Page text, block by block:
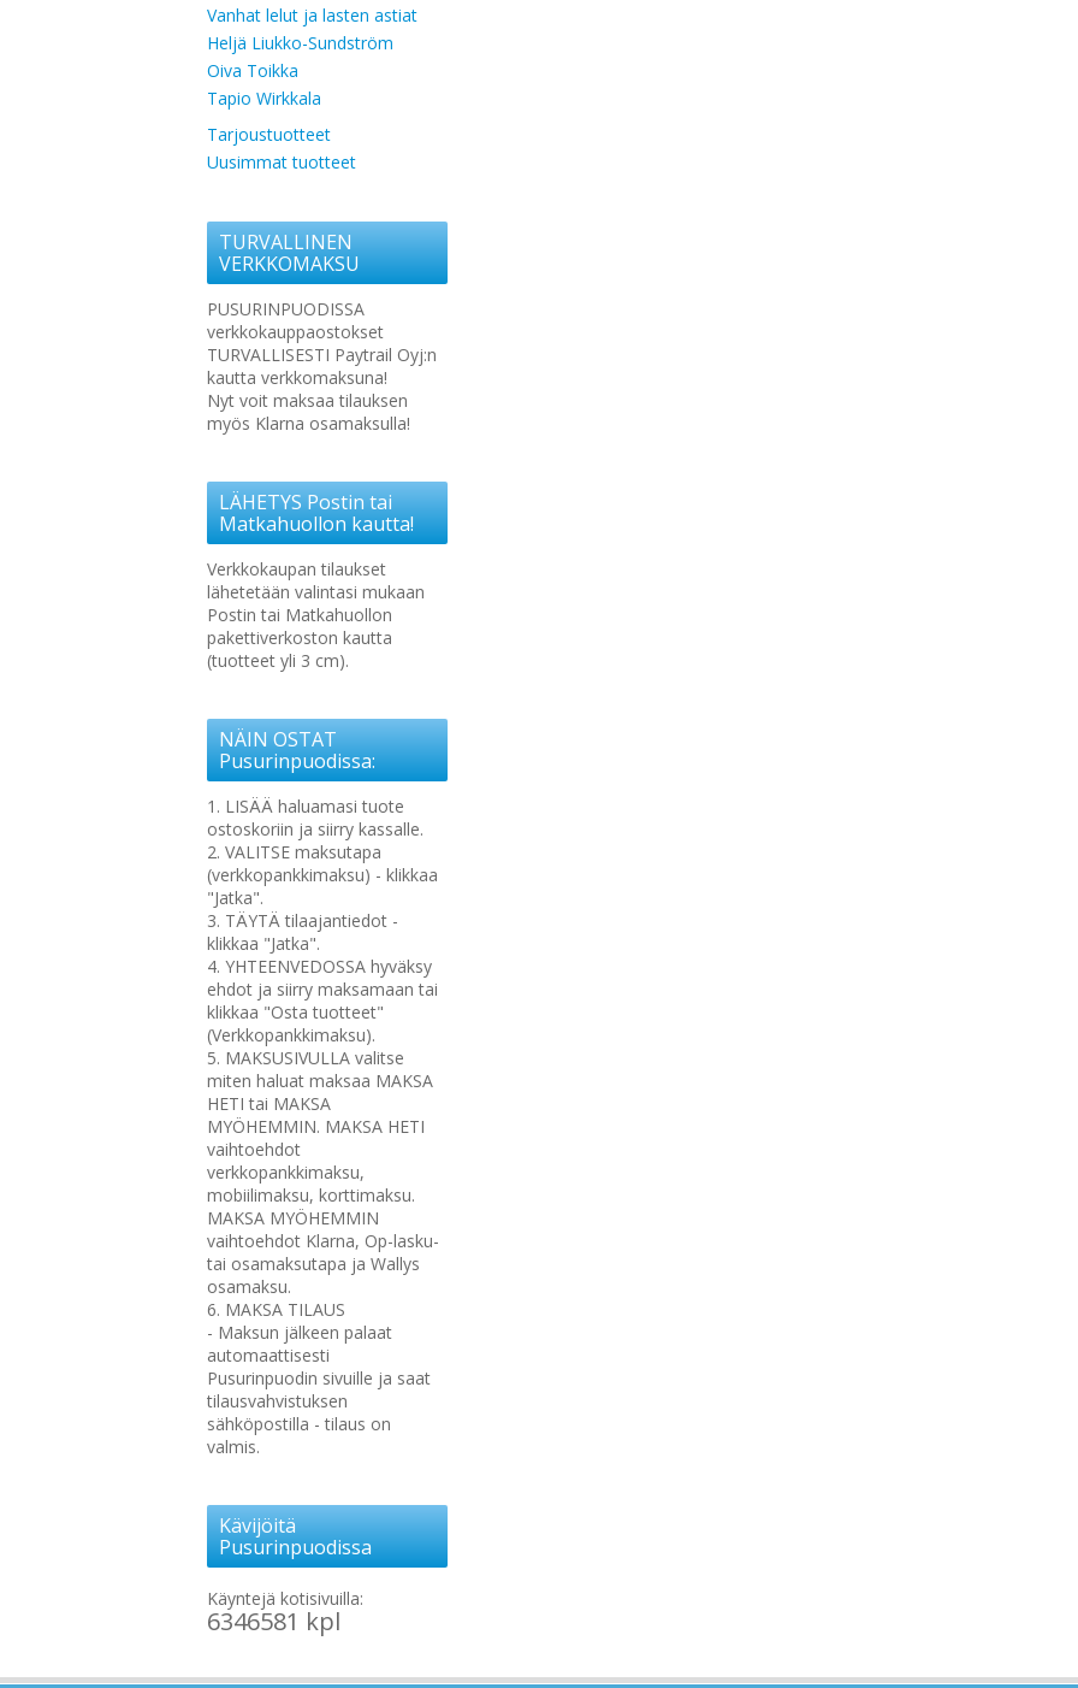
Vanhat lelut ja lasten astiat
Heljä Liukko-Sundström
Oiva Toikka
Tapio Wirkkala
Tarjoustuotteet
Uusimmat tuotteet
TURVALLINEN
VERKKOMAKSU
PUSURINPUODISSA
verkkokauppaostokset
TURVALLISESTI Paytrail Oyj:n
kautta verkkomaksuna!
Nyt voit maksaa tilauksen
myös Klarna osamaksulla!
LÄHETYS Postin tai
Matkahuollon kautta!
Verkkokaupan tilaukset
lähetetään valintasi mukaan
Postin tai Matkahuollon
pakettiverkoston kautta
(tuotteet yli 3 cm).
NÄIN OSTAT
Pusurinpuodissa:
1. LISÄÄ haluamasi tuote
ostoskoriin ja siirry kassalle.
2. VALITSE maksutapa
(verkkopankkimaksu) - klikkaa
"Jatka".
3. TÄYTÄ tilaajantiedot -
klikkaa "Jatka".
4. YHTEENVEDOSSA hyväksy
ehdot ja siirry maksamaan tai
klikkaa "Osta tuotteet"
(Verkkopankkimaksu).
5. MAKSUSIVULLA valitse
miten haluat maksaa MAKSA
HETI tai MAKSA
MYÖHEMMIN. MAKSA HETI
vaihtoehdot
verkkopankkimaksu,
mobiilimaksu, korttimaksu.
MAKSA MYÖHEMMIN
vaihtoehdot Klarna, Op-lasku-
tai osamaksutapa ja Wallys
osamaksu.
6. MAKSA TILAUS
- Maksun jälkeen palaat
automaattisesti
Pusurinpuodin sivuille ja saat
tilausvahvistuksen
sähköpostilla - tilaus on
valmis.
Kävijöitä
Pusurinpuodissa
Käyntejä kotisivuilla:
6346581 kpl